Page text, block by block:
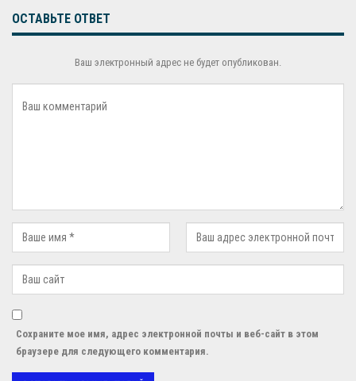
ОСТАВЬТЕ ОТВЕТ
Ваш электронный адрес не будет опубликован.
Сохраните мое имя, адрес электронной почты и веб-сайт в этом
браузере для следующего комментария.